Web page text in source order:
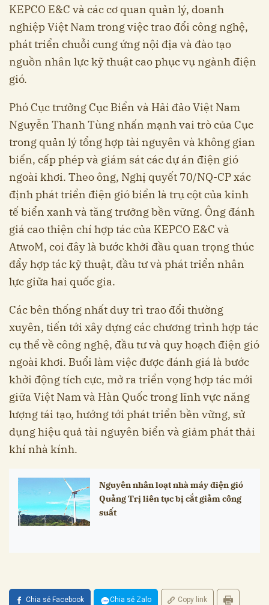
KEPCO E&C và các cơ quan quản lý, doanh
nghiệp Việt Nam trong việc trao đổi công nghệ,
phát triển chuỗi cung ứng nội địa và đào tạo
nguồn nhân lực kỹ thuật cao phục vụ ngành điện
gió.
Phó Cục trưởng Cục Biển và Hải đảo Việt Nam
Nguyễn Thanh Tùng nhấn mạnh vai trò của Cục
trong quản lý tổng hợp tài nguyên và không gian
biển, cấp phép và giám sát các dự án điện gió
ngoài khơi. Theo ông, Nghị quyết 70/NQ-CP xác
định phát triển điện gió biển là trụ cột của kinh
tế biển xanh và tăng trưởng bền vững. Ông đánh
giá cao thiện chí hợp tác của KEPCO E&C và
AtwoM, coi đây là bước khởi đầu quan trọng thúc
đẩy hợp tác kỹ thuật, đầu tư và phát triển nhân
lực giữa hai quốc gia.
Các bên thống nhất duy trì trao đổi thường
xuyên, tiến tới xây dựng các chương trình hợp tác
cụ thể về công nghệ, đầu tư và quy hoạch điện gió
ngoài khơi. Buổi làm việc được đánh giá là bước
khởi động tích cực, mở ra triển vọng hợp tác mới
giữa Việt Nam và Hàn Quốc trong lĩnh vực năng
lượng tái tạo, hướng tới phát triển bền vững, sử
dụng hiệu quả tài nguyên biển và giảm phát thải
khí nhà kính.
Nguyên nhân loạt nhà máy điện gió
Quảng Trị liên tục bị cắt giảm công
suất
Chia sẻ Facebook Chia sẻ Zalo Copy link